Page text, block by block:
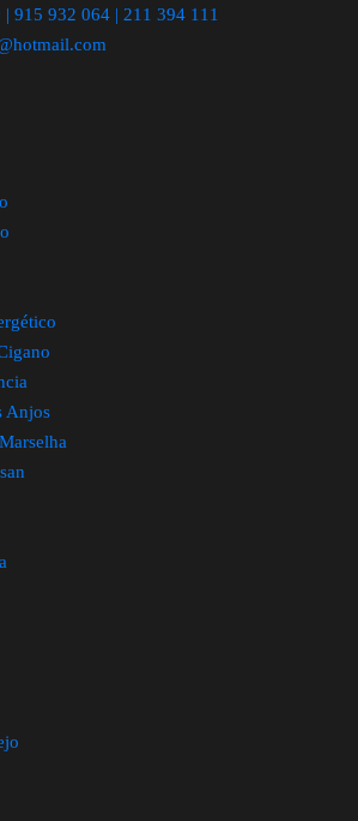
915 932 064 | 211 394 111
Anjos